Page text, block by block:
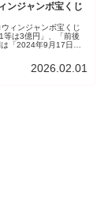
ンジャンボ宝くじ
ィンジャンボ宝くじ
等は3億円」、「前後
「2024年9月17日～
日から1年間です。
2026.02.01